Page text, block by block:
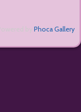
by Phoca Gallery